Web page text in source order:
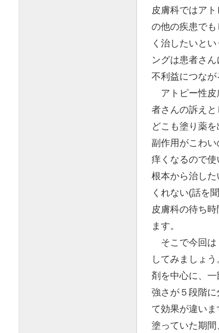
皮膚科ではア
の他の疾患で
く治したいと
ングは患者さ
不利益につな
アトピー性
者さんの訴え
どこも塗り薬
副作用がこわ
痒くなるので
根本から治し
くれない(話を
皮膚科の待ち
ます。
そこで今回
してみましょ
剤を中心に、
強さが５段階
て効果が違い
塗っていた期